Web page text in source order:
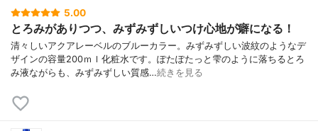
5.00
とろみがありつつ、みずみずしいつけ心地が癖になる！
清々しいアクアレーベルのブルーカラー。みずみずしい波紋のようなデ
ザインの容量200ｍｌ化粧水です。ぽたぽたっと雫のように落ちるとろ
み液ながらも、みずみずしい質感…続きを見る